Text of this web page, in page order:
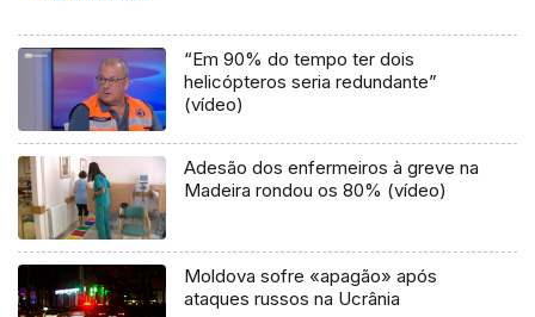
“Em 90% do tempo ter dois
helicópteros seria redundante”
(vídeo)
Adesão dos enfermeiros à greve na
Madeira rondou os 80% (vídeo)
Moldova sofre «apagão» após
ataques russos na Ucrânia